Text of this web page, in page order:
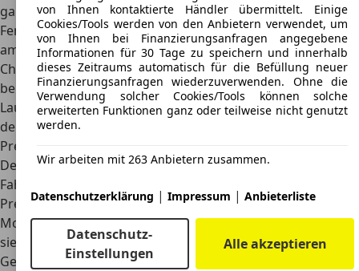
galt beispielsweise für Ledersitze, elektrische
Fensterheber, verstellbare Pedale oder feine Materialien
am Armaturenbrett. Gegen Aufpreis brachte der TVR
Chimaera viele weitere Ausstattungsdetails mit sich,
beispielsweise eine Sitzheizung, eine Klimaanlage oder
Lautsprecher hinten, mit denen sich die Soundqualität
deutlich steigerte.
Preis
Der TVR Chimaera überzeugte nicht nur mit guten
Fahrleistungen und einem hohen Komfort, auch attraktive
Preise standen im Mittelpunkt. Als Neuwagen war das
Modell also entsprechend günstig, als Gebrauchtwagen
sieht die Sache aber schon ganz anders aus.
Gerade in einem sehr guten Zustand und beim Wunsch
von Ihnen kontaktierte Händler übermittelt. Einige
Cookies/Tools werden von den Anbietern verwendet, um
von Ihnen bei Finanzierungsanfragen angegebene
Informationen für 30 Tage zu speichern und innerhalb
dieses Zeitraums automatisch für die Befüllung neuer
Finanzierungsanfragen wiederzuverwenden. Ohne die
Verwendung solcher Cookies/Tools können solche
erweiterten Funktionen ganz oder teilweise nicht genutzt
werden.
Wir arbeiten mit 263 Anbietern zusammen.
Datenschutzerklärung | Impressum | Anbieterliste
Datenschutz-
Einstellungen
Alle akzeptieren